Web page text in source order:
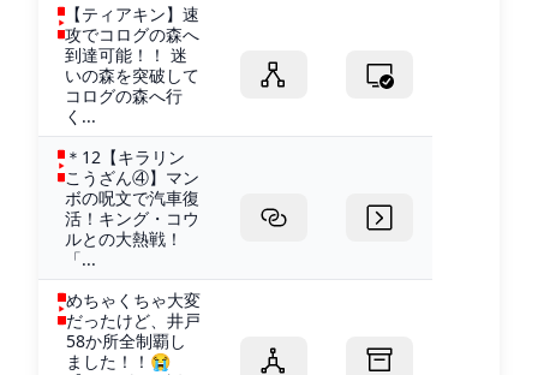
【ティアキン】速
攻でコログの森へ
到達可能！！ 迷
いの森を突破して
コログの森へ行
く...
＊12【キラリン
こうざん④】マン
ボの呪文で汽車復
活！キング・コウ
ルとの大熱戦！
「...
めちゃくちゃ大変
だったけど、井戸
58か所全制覇し
ました！！😭